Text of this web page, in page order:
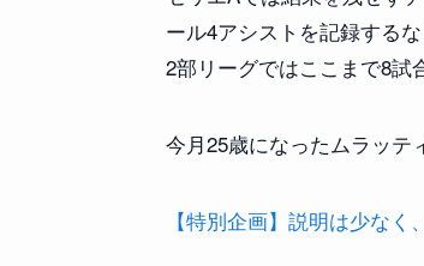
ール4アシストを記録する
2部リーグではここまで8試
今月25歳になったムラッテ
【特別企画】説明は少な